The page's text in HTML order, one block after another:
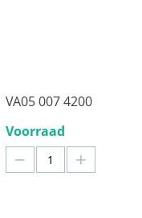
VA05 007 4200
Voorraad
+
−